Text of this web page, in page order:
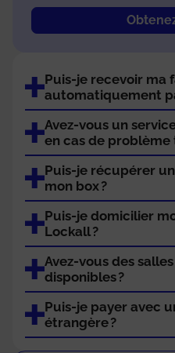
Puis-je recevoir ma
automatiquement
Avez-vous un
en cas de problème
Puis-je récupérer
mon box ?
Puis-je domicilier
Lockall ?
Avez-vous des
disponibles ?
Puis-je payer avec
étrangère ?